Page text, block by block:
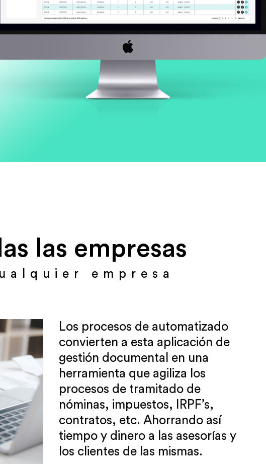
las empresas
empresa
Los procesos de automatizado
convierten a esta aplicación de
gestión documental en una
herramienta que agiliza los
procesos de tramitado de
nóminas, impuestos, IRPF’s,
contratos, etc. Ahorrando así
tiempo y dinero a las asesorías y
los clientes de las mismas.